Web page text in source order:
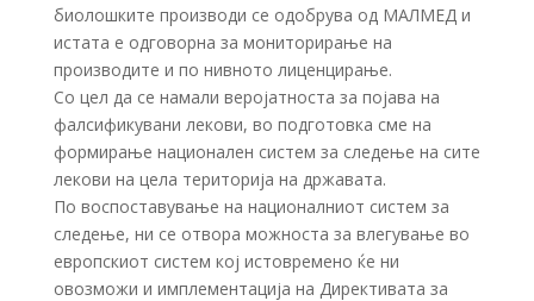
биолошките производи се одобрува од МАЛМЕД и
истата е одговорна за мониторирање на
производите и по нивното лиценцирање.
Со цел да се намали веројатноста за појава на
фалсификувани лекови, во подготовка сме на
формирање национален систем за следење на сите
лекови на цела територија на државата.
По воспоставување на националниот систем за
следење, ни се отвора можноста за влегување во
европскиот систем кој истовремено ќе ни
овозможи и имплементација на Директивата за